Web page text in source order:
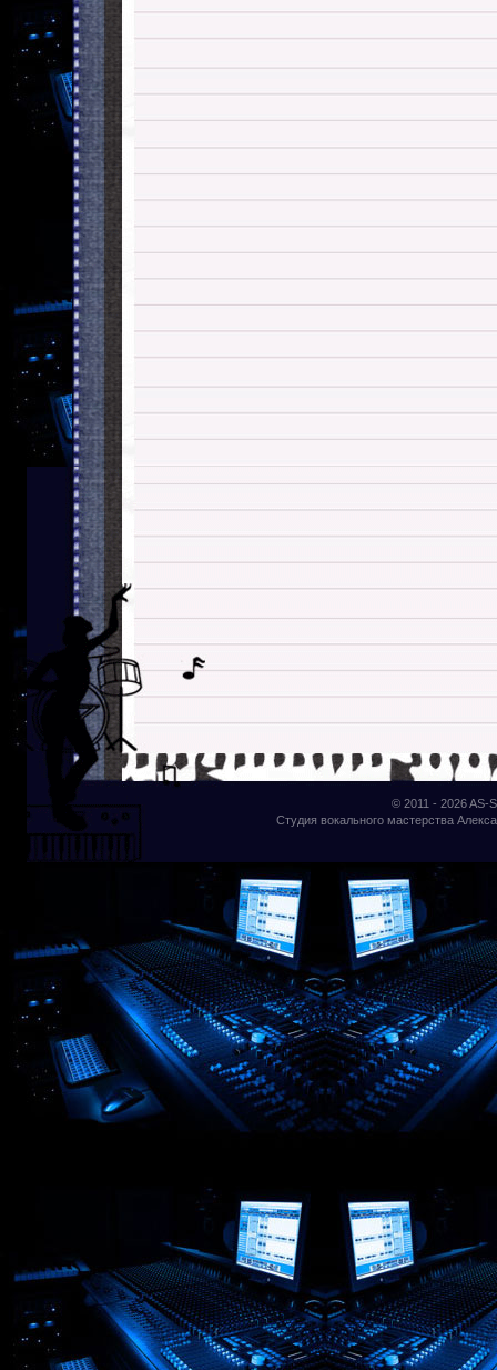
© 2011 - 2026AS-
Студия вокального мастерства